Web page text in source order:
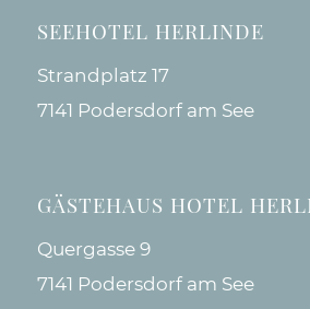
SEEHOTEL HERLINDE
Strandplatz 17
7141 Podersdorf am See
GÄSTEHAUS HOTEL
Quergasse 9
7141 Podersdorf am See